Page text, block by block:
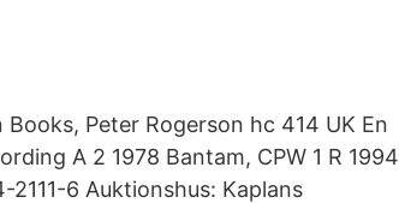
Peter Rogerson hc 414 UK En
A 2 1978 Bantam, CPW 1 R 1994
6 Auktionshus: Kaplans